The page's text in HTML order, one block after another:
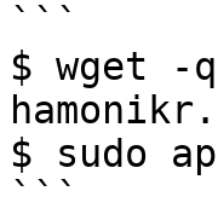
```
$ wget -
$ sudo
```